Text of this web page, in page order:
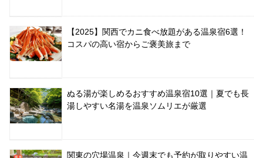
【2025】関西でカニ食べ放題がある温泉宿6選！
コスパの高い宿からご褒美旅まで
ぬる湯が楽しめるおすすめ温泉宿10選｜夏でも長
湯しやすい名湯を温泉ソムリエが厳選
関東の穴場温泉｜今週末でも予約が取りやすい温